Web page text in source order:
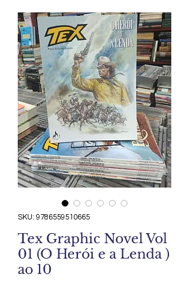
SKU: 9786559510665
Tex Graphic Novel Vol
01 (O Herói e a Lenda )
ao 10